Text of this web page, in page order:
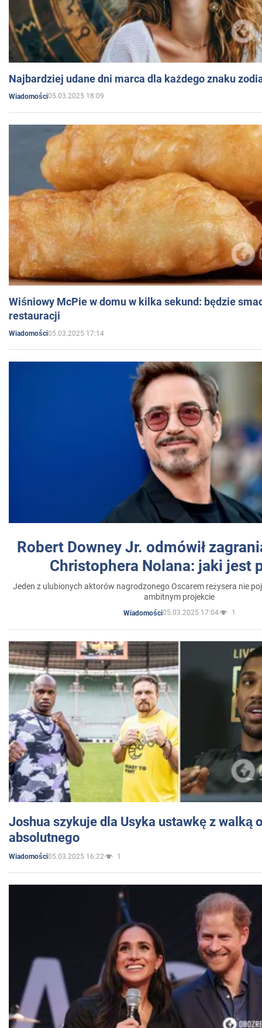
Najbardziej udane dni marca dla każdego znaku
Wiadomości05.03.2025 18:09
Wiśniowy McPie w domu w kilka sekund: będzie
restauracji
Wiadomości05.03.2025 17:14
Robert Downey Jr. odmówił
Christophera Nolana: jaki jest
Jeden z ulubionych aktorów nagrodzonego Oscarem reżysera nie
ambitnym projekcie
Wiadomości05.03.2025 17:04 1
Joshua szykuje dla Usyka ustawkę z walką
absolutnego
Wiadomości05.03.2025 16:22 1